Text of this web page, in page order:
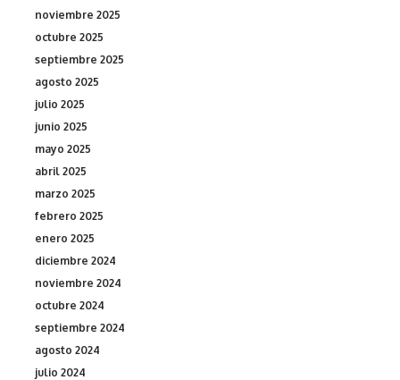
noviembre 2025
octubre 2025
septiembre 2025
agosto 2025
julio 2025
junio 2025
mayo 2025
abril 2025
marzo 2025
febrero 2025
enero 2025
diciembre 2024
noviembre 2024
octubre 2024
septiembre 2024
agosto 2024
julio 2024